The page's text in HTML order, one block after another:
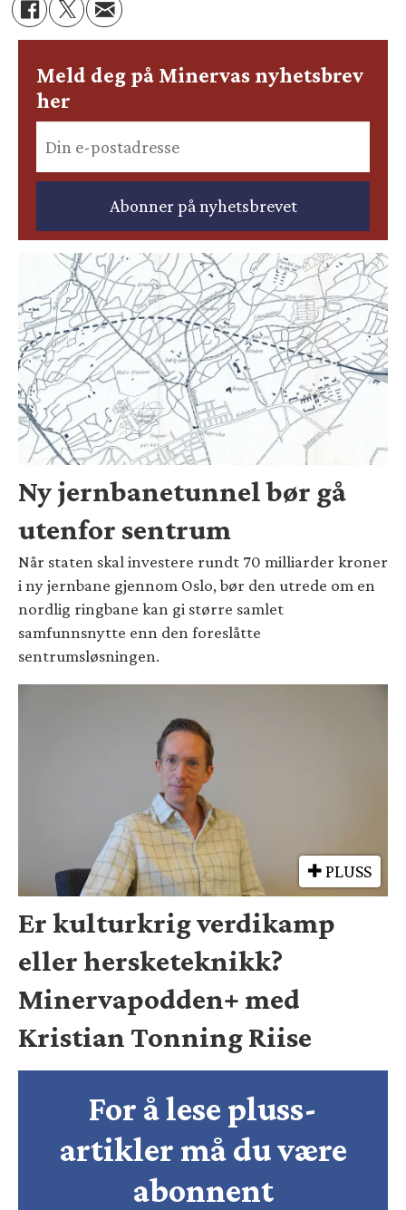
Meld deg på Minervas nyhetsbrev
her
Ny jernbanetunnel bør gå
utenfor sentrum
Når staten skal investere rundt 70 milliarder kroner
i ny jernbane gjennom Oslo, bør den utrede om en
nordlig ringbane kan gi større samlet
samfunnsnytte enn den foreslåtte
sentrumsløsningen.
PLUSS
Er kulturkrig verdikamp
eller hersketeknikk?
Minervapodden+ med
Kristian Tonning Riise
For å lese pluss-
artikler må du være
abonnent